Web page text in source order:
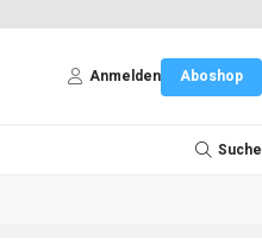
Anmelden Aboshop
Suche